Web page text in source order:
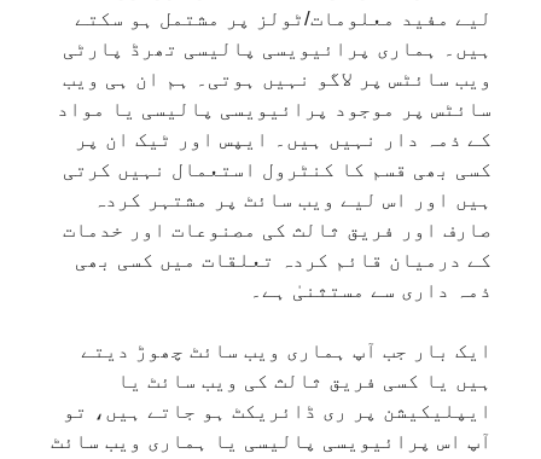
لیے مفید معلومات/ٹولز پر مشتمل ہو سکتے
ہیں۔ ہماری پرائیویسی پالیسی تھرڈ پارٹی
ویب سائٹس پر لاگو نہیں ہوتی۔ ہم ان ہی ویب
سائٹس پر موجود پرائیویسی پالیسی یا مواد
کے ذمہ دار نہیں ہیں۔ ایپس اور ٹیک ان پر
کسی بھی قسم کا کنٹرول استعمال نہیں کرتی
ہیں اور اس لیے ویب سائٹ پر مشتہر کردہ
صارف اور فریق ثالث کی مصنوعات اور خدمات
کے درمیان قائم کردہ تعلقات میں کسی بھی
ذمہ داری سے مستثنیٰ ہے۔
ایک بار جب آپ ہماری ویب سائٹ چھوڑ دیتے
ہیں یا کسی فریق ثالث کی ویب سائٹ یا
ایپلیکیشن پر ری ڈائریکٹ ہو جاتے ہیں، تو
آپ اس پرائیویسی پالیسی یا ہماری ویب سائٹ